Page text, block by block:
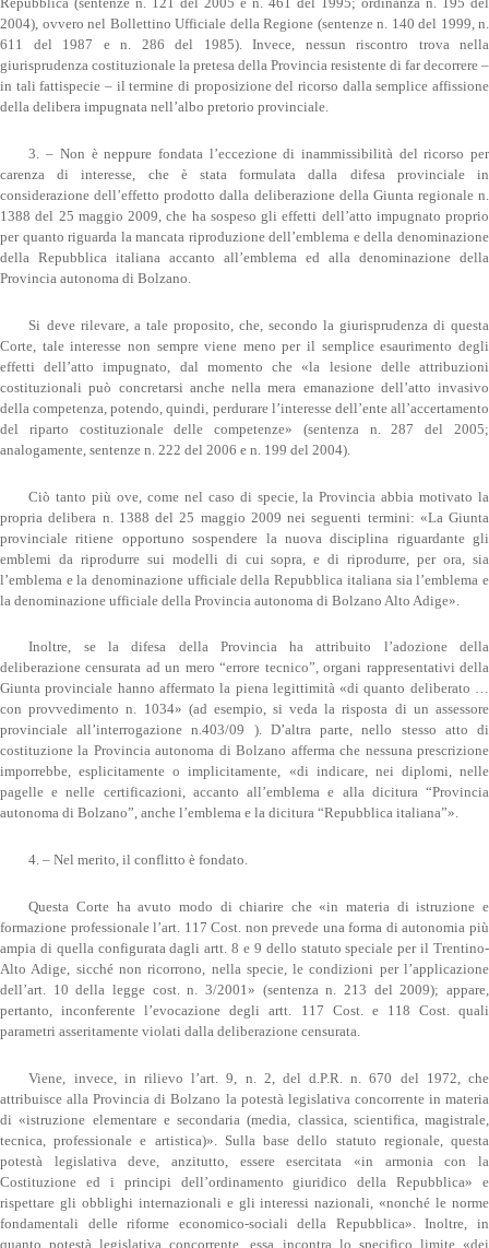
Repubblica (sentenze n. 121 del 2005 e n. 461 del 1995; ordinanza n. 195 del
2004), ovvero nel Bollettino Ufficiale della Regione (sentenze n. 140 del 1999, n.
611 del 1987 e n. 286 del 1985). Invece, nessun riscontro trova nella
giurisprudenza costituzionale la pretesa della Provincia resistente di far decorrere –
in tali fattispecie – il termine di proposizione del ricorso dalla semplice affissione
della delibera impugnata nell’albo pretorio provinciale.
3. – Non è neppure fondata l’eccezione di inammissibilità del ricorso per
carenza di interesse, che è stata formulata dalla difesa provinciale in
considerazione dell’effetto prodotto dalla deliberazione della Giunta regionale n.
1388 del 25 maggio 2009, che ha sospeso gli effetti dell’atto impugnato proprio
per quanto riguarda la mancata riproduzione dell’emblema e della denominazione
della Repubblica italiana accanto all’emblema ed alla denominazione della
Provincia autonoma di Bolzano.
Si deve rilevare, a tale proposito, che, secondo la giurisprudenza di questa
Corte, tale interesse non sempre viene meno per il semplice esaurimento degli
effetti dell’atto impugnato, dal momento che «la lesione delle attribuzioni
costituzionali può concretarsi anche nella mera emanazione dell’atto invasivo
della competenza, potendo, quindi, perdurare l’interesse dell’ente all’accertamento
del riparto costituzionale delle competenze» (sentenza n. 287 del 2005;
analogamente, sentenze n. 222 del 2006 e n. 199 del 2004).
Ciò tanto più ove, come nel caso di specie, la Provincia abbia motivato la
propria delibera n. 1388 del 25 maggio 2009 nei seguenti termini: «La Giunta
provinciale ritiene opportuno sospendere la nuova disciplina riguardante gli
emblemi da riprodurre sui modelli di cui sopra, e di riprodurre, per ora, sia
l’emblema e la denominazione ufficiale della Repubblica italiana sia l’emblema e
la denominazione ufficiale della Provincia autonoma di Bolzano Alto Adige».
Inoltre, se la difesa della Provincia ha attribuito l’adozione della
deliberazione censurata ad un mero “errore tecnico”, organi rappresentativi della
Giunta provinciale hanno affermato la piena legittimità «di quanto deliberato …
con provvedimento n. 1034» (ad esempio, si veda la risposta di un assessore
provinciale all’interrogazione n.403/09 ). D’altra parte, nello stesso atto di
costituzione la Provincia autonoma di Bolzano afferma che nessuna prescrizione
imporrebbe, esplicitamente o implicitamente, «di indicare, nei diplomi, nelle
pagelle e nelle certificazioni, accanto all’emblema e alla dicitura “Provincia
autonoma di Bolzano”, anche l’emblema e la dicitura “Repubblica italiana”».
4. – Nel merito, il conflitto è fondato.
Questa Corte ha avuto modo di chiarire che «in materia di istruzione e
formazione professionale l’art. 117 Cost. non prevede una forma di autonomia più
ampia di quella configurata dagli artt. 8 e 9 dello statuto speciale per il Trentino-
Alto Adige, sicché non ricorrono, nella specie, le condizioni per l’applicazione
dell’art. 10 della legge cost. n. 3/2001» (sentenza n. 213 del 2009); appare,
pertanto, inconferente l’evocazione degli artt. 117 Cost. e 118 Cost. quali
parametri asseritamente violati dalla deliberazione censurata.
Viene, invece, in rilievo l’art. 9, n. 2, del d.P.R. n. 670 del 1972, che
attribuisce alla Provincia di Bolzano la potestà legislativa concorrente in materia
di «istruzione elementare e secondaria (media, classica, scientifica, magistrale,
tecnica, professionale e artistica)». Sulla base dello statuto regionale, questa
potestà legislativa deve, anzitutto, essere esercitata «in armonia con la
Costituzione ed i principi dell’ordinamento giuridico della Repubblica» e
rispettare gli obblighi internazionali e gli interessi nazionali, «nonché le norme
fondamentali delle riforme economico-sociali della Repubblica». Inoltre, in
quanto potestà legislativa concorrente, essa incontra lo specifico limite «dei